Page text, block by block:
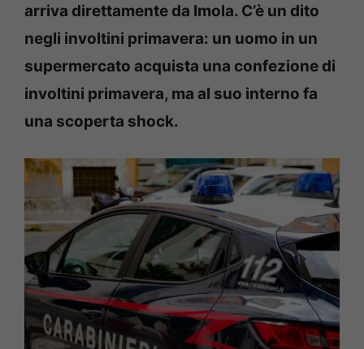
arriva direttamente da Imola. C’è un dito
negli involtini primavera: un uomo in un
supermercato acquista una confezione di
involtini primavera, ma al suo interno fa
una scoperta shock.